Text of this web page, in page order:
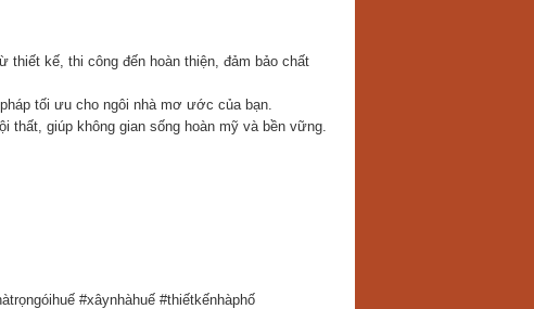
thiết kế, thi công đến hoàn thiện, đảm bảo chất
tối ưu cho ngôi nhà mơ ước của bạn.
thất, giúp không gian sống hoàn mỹ và bền vững.
#xâynhàhuế #thiếtkếnhàphố